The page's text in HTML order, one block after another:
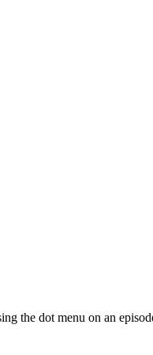
the dot menu on an